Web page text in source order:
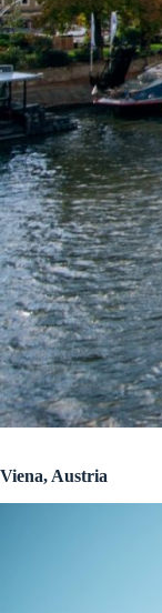
Viena, Austria